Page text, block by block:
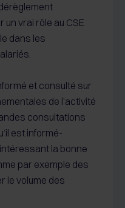
vrai rôle au CSE
dans les
et consulté sur
de l’activité
consultations
est informé-
la bonne
par exemple des
le volume des